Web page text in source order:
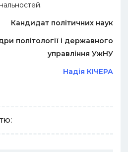
Кандидат політичних наук
політології і державного
управління УжНУ
Надія КІЧЕРА